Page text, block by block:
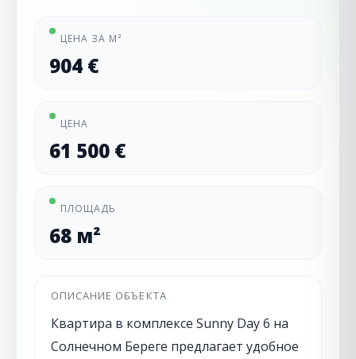
ЦЕНА ЗА М²
904 €
ЦЕНА
61 500 €
ПЛОЩАДЬ
68 м²
ОПИСАНИЕ ОБЪЕКТА
Квартира в комплексе Sunny Day 6 на
Солнечном Береге предлагает удобное